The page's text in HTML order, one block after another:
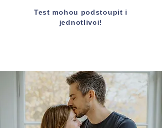
Test mohou podstoupit i
jednotlivci!